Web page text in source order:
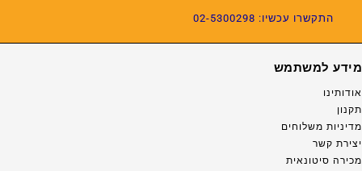
התקשרו עכשיו: 02-5300298
מידע למשתמש
אודותינו
תקנון
מדיניות משלוחים
יצירת קשר
מכירה סיטונאית